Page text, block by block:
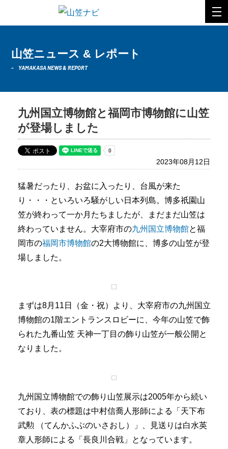
山笠ニュース & レポート
YAMAKASA NEWS & REPORT
九州国立博物館と福岡市博物館に山笠
が登場しました
2023年08月12日
猛暑だったり、お盆に入ったり、台風が来た
り・・・といろいろ騒がしい日本列島。博多祇園山
笠が終わって一か月たちましたが、まだまだ山笠は
終わっていません。大宰府市の九州国立博物館と福
岡市の福岡市博物館の2大博物館に、博多の山笠が登
場しました。
まずは8月11日（金・祝）より、大宰府市の九州国立
博物館の1階エントランスロビーに、今年の山笠で飾
られた九番山笠 天神一丁目の飾り山笠が一般公開と
なりました。
九州国立博物館での飾り山笠展示は2005年から続い
ており、表の標題は中村信喬人形師による「天下布
武勲 （てんかふぶのいさおし）」、見送りは白水英
章人形師による「長良川合戦」となっています。